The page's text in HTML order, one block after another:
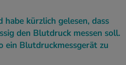
kürz­lich ge­le­sen, dass
den Blut­druck mes­sen soll.
ein Blut­druck­mess­ge­rät zu